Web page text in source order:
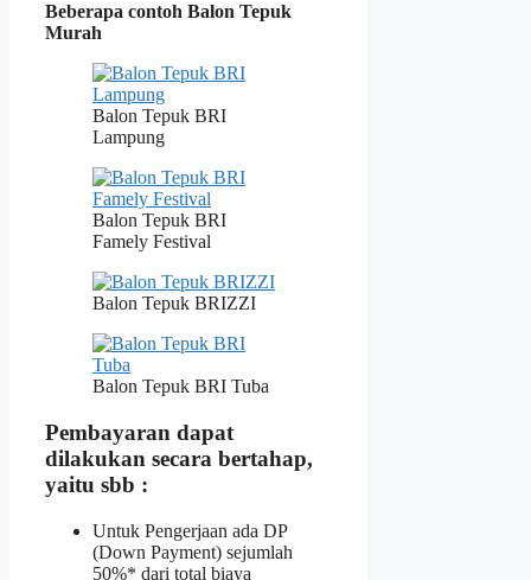
Beberapa contoh Balon Tepuk
Murah
Balon Tepuk BRI
Lampung
Balon Tepuk BRI
Famely Festival
Balon Tepuk BRIZZI
Balon Tepuk BRI Tuba
Pembayaran dapat
dilakukan secara bertahap,
yaitu sbb :
Untuk Pengerjaan ada DP
(Down Payment) sejumlah
50%* dari total biaya